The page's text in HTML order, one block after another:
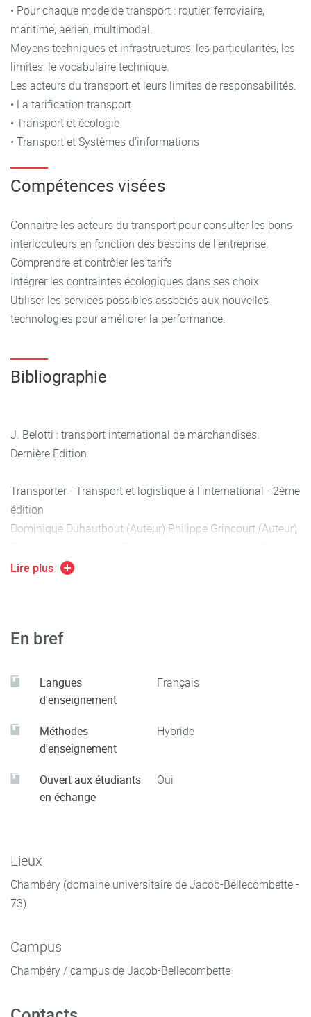
• Pour chaque mode de transport : routier, ferroviaire,
maritime, aérien, multimodal.
Moyens techniques et infrastructures, les particularités, les
limites, le vocabulaire technique.
Les acteurs du transport et leurs limites de responsabilités.
• La tarification transport
• Transport et écologie
• Transport et Systèmes d’informations
Compétences visées
Connaitre les acteurs du transport pour consulter les bons
interlocuteurs en fonction des besoins de l’entreprise.
Comprendre et contrôler les tarifs
Intégrer les contraintes écologiques dans ses choix
Utiliser les services possibles associés aux nouvelles
technologies pour améliorer la performance.
Bibliographie
J. Belotti : transport international de marchandises.
Dernière Edition
Transporter - Transport et logistique à l'international - 2ème
édition
Dominique Duhautbout (Auteur) Philippe Grincourt (Auteur)
(Auteur) Mohamed Ould (Auteur) Marie Odile André (Auteur)
Walte dernière édition. Le génie éditeur.
commissionnaire de transport – de AFT (Auteur)
Lire plus
En bref
Langues
d'enseignement
Français
Méthodes
d'enseignement
Hybride
Ouvert aux étudiants
en échange
Oui
Lieux
Chambéry (domaine universitaire de Jacob-Bellecombette -
73)
Campus
Chambéry / campus de Jacob-Bellecombette